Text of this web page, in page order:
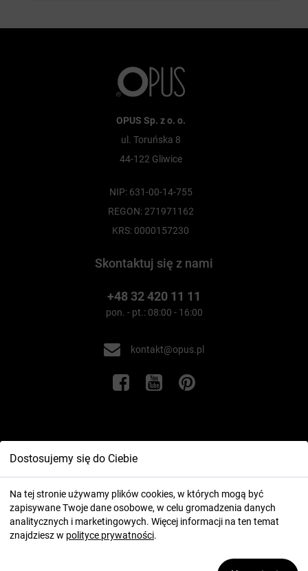
Dostosujemy się do Ciebie
Na tej stronie używamy plików cookies, w których mogą być
zapisywane Twoje dane osobowe, w celu gromadzenia danych
analitycznych i marketingowych. Więcej informacji na ten temat
znajdziesz w polityce prywatności.
OPUS Sp. z o. o.
ul. Toruńska 8
44-122 Gliwice
NIP: 631-00-14-755
REGON: 271971162
KRS: 0000157230
Skontaktuj się z nami
+48 32 420 11 11
pon. - pt.: 08:00 - 16:00
kontakt@opus.pl
Informacje
Twoje konto